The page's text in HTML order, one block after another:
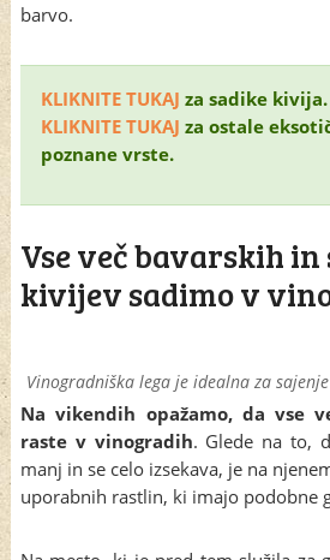
barvo.
KLIKNITE TUKAJ za sadike kivija.
KLIKNITE TUKAJ za ostale
poznane vrste.
Vse več bavarskih
kivijev sadimo v
Vinogradniška lega je idealna za
Na vikendih opažamo, da vse
raste v vinogradih. Glede na to,
manj in se celo izsekava, je na
uporabnih rastlin, ki imajo podobne